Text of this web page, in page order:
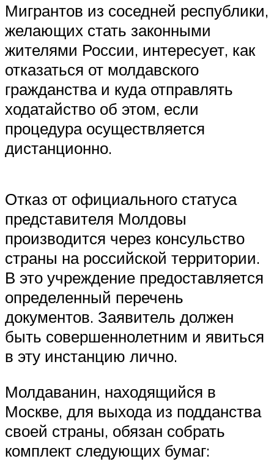
Мигрантов из соседней республики,
желающих стать законными
жителями России, интересует, как
отказаться от молдавского
гражданства и куда отправлять
ходатайство об этом, если
процедура осуществляется
дистанционно.
Отказ от официального статуса
представителя Молдовы
производится через консульство
страны на российской территории.
В это учреждение предоставляется
определенный перечень
документов. Заявитель должен
быть совершеннолетним и явиться
в эту инстанцию лично.
Молдаванин, находящийся в
Москве, для выхода из подданства
своей страны, обязан собрать
комплект следующих бумаг: